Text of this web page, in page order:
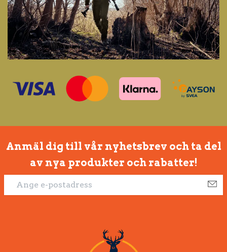
Anmäl dig till vår nyhetsbrev och ta del
av nya produkter och rabatter!